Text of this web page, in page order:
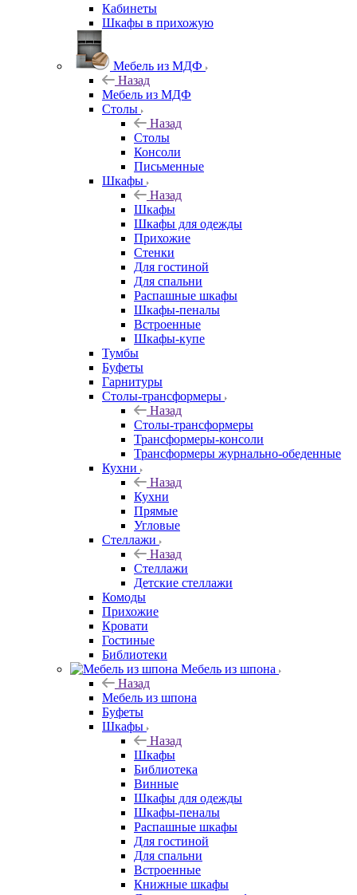
Кабинеты
Шкафы в прихожую
Мебель из МДФ
Назад
Мебель из МДФ
Столы
Назад
Столы
Консоли
Письменные
Шкафы
Назад
Шкафы
Шкафы для одежды
Прихожие
Стенки
Для гостиной
Для спальни
Распашные шкафы
Шкафы-пеналы
Встроенные
Шкафы-купе
Тумбы
Буфеты
Гарнитуры
Столы-трансформеры
Назад
Столы-трансформеры
Трансформеры-консоли
Трансформеры журнально-обеденные
Кухни
Назад
Кухни
Прямые
Угловые
Стеллажи
Назад
Стеллажи
Детские стеллажи
Комоды
Прихожие
Кровати
Гостиные
Библиотеки
Мебель из шпона
Назад
Мебель из шпона
Буфеты
Шкафы
Назад
Шкафы
Библиотека
Винные
Шкафы для одежды
Шкафы-пеналы
Распашные шкафы
Для гостиной
Для спальни
Встроенные
Книжные шкафы